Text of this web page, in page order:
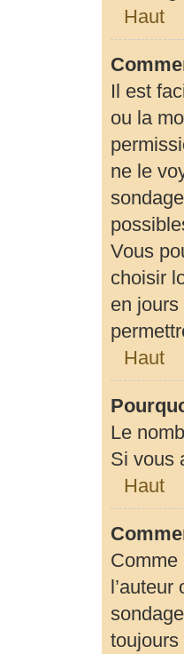
Haut
Il est
ou la
ne le
Vous
choisir
en
Haut
Le
Si vous
Haut
Comme
toujours